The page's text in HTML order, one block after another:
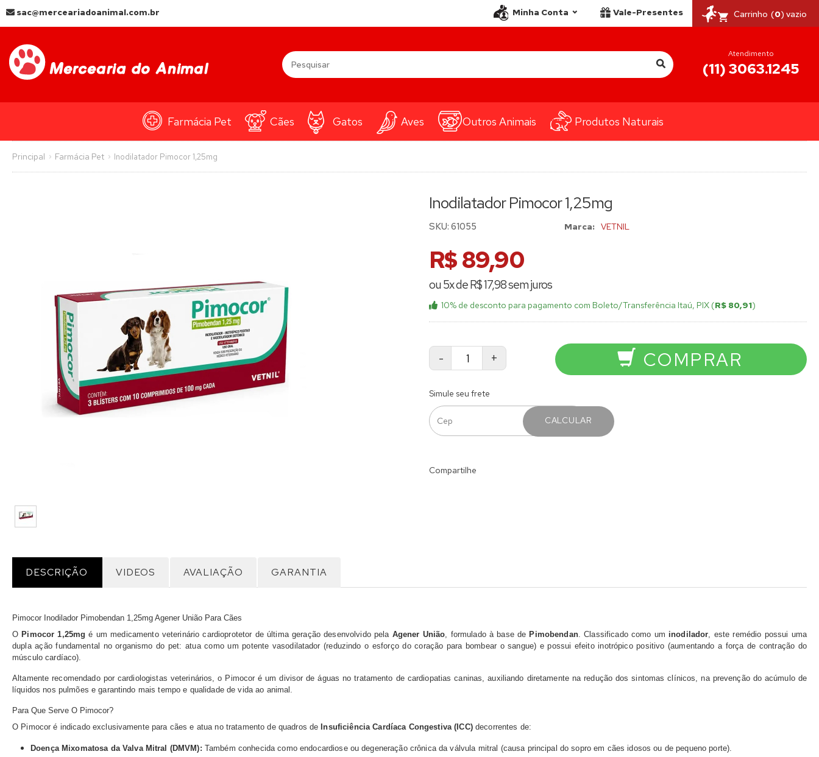
sac@merceariadoanimal.com.br Carrinho (0) vazio
Vale-Presentes
Minha Conta
Atendimento
(11) 3063.1245
Farmácia Pet Cães Gatos Aves Outros Animais Produtos Naturais
Principal Farmácia Pet Inodilatador Pimocor 1,25mg
Inodilatador Pimocor 1,25mg
SKU: 61055 Marca: VETNIL
R$ 89,90
ou 5x de R$ 17,98 sem juros
10% de desconto para pagamento com Boleto/Transferência Itaú, PIX (R$ 80,91)
- + COMPRAR
Simule seu frete
CALCULAR
Compartilhe
DESCRIÇÃO VIDEOS AVALIAÇÃO GARANTIA
Pimocor Inodilador Pimobendan 1,25mg Agener União Para Cães
O Pimocor 1,25mg é um medicamento veterinário cardioprotetor de última geração desenvolvido pela Agener União, formulado à base de Pimobendan. Classificado como um inodilador, este remédio possui uma
dupla ação fundamental no organismo do pet: atua como um potente vasodilatador (reduzindo o esforço do coração para bombear o sangue) e possui efeito inotrópico positivo (aumentando a força de contração do
músculo cardíaco).
Altamente recomendado por cardiologistas veterinários, o Pimocor é um divisor de águas no tratamento de cardiopatias caninas, auxiliando diretamente na redução dos sintomas clínicos, na prevenção do acúmulo de
líquidos nos pulmões e garantindo mais tempo e qualidade de vida ao animal.
Para Que Serve O Pimocor?
O Pimocor é indicado exclusivamente para cães e atua no tratamento de quadros de Insuficiência Cardíaca Congestiva (ICC)decorrentes de:
Doença Mixomatosa da Valva Mitral (DMVM): Também conhecida como endocardiose ou degeneração crônica da válvula mitral (causa principal do sopro em cães idosos ou de pequeno porte).